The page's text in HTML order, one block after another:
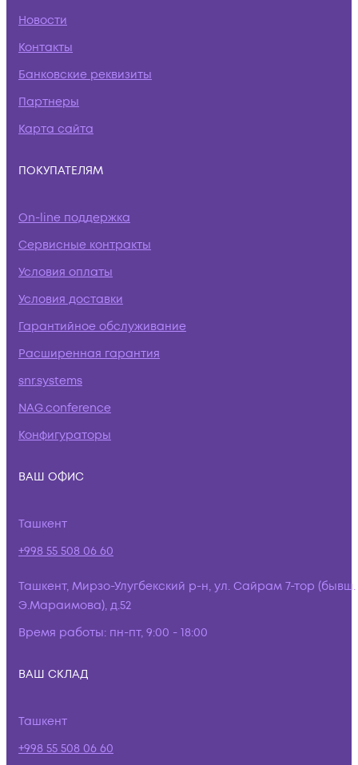
Новости
Контакты
Банковские реквизиты
Партнеры
Карта сайта
ПОКУПАТЕЛЯМ
On-line поддержка
Сервисные контракты
Условия оплаты
Условия доставки
Гарантийное обслуживание
Расширенная гарантия
snr.systems
NAG.conference
Конфигураторы
ВАШ ОФИС
Ташкент
+998 55 508 06 60
Ташкент, Мирзо-Улугбекский р-н, ул. Сайрам 7-тор (бывш.
Э.Мараимова), д.52
Время работы: пн-пт, 9:00 - 18:00
ВАШ СКЛАД
Ташкент
+998 55 508 06 60